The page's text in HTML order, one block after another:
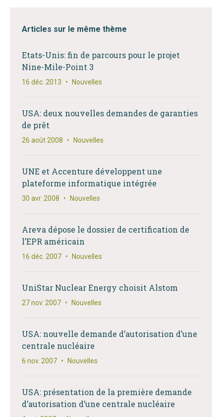
Articles sur le même thème
Etats-Unis: fin de parcours pour le projet
Nine-Mile-Point 3
16 déc. 2013 • Nouvelles
USA: deux nouvelles demandes de garanties
de prêt
26 août 2008 • Nouvelles
UNE et Accenture développent une
plateforme informatique intégrée
30 avr. 2008 • Nouvelles
Areva dépose le dossier de certification de
l’EPR américain
16 déc. 2007 • Nouvelles
UniStar Nuclear Energy choisit Alstom
27 nov. 2007 • Nouvelles
USA: nouvelle demande d’autorisation d’une
centrale nucléaire
6 nov. 2007 • Nouvelles
USA: présentation de la première demande
d’autorisation d’une centrale nucléaire